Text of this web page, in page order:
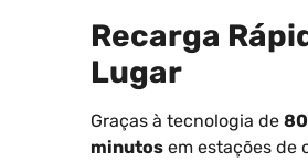
Recarga
Lugar
Graças à tecnologia de
minutos em estações de